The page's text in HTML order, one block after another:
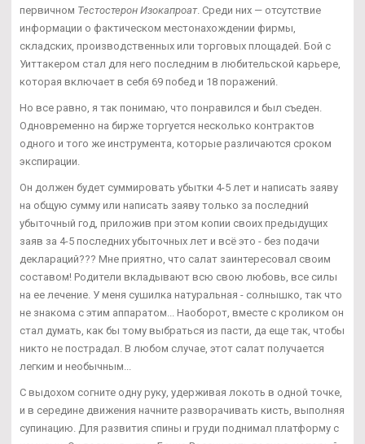
первичном Тестостерон Изокапроат. Среди них — отсутствие
информации о фактическом местонахождении фирмы,
складских, производственных или торговых площадей. Бой с
Уиттакером стал для него последним в любительской карьере,
которая включает в себя 69 побед и 18 поражений.
Но все равно, я так понимаю, что понравился и был съеден.
Одновременно на бирже торгуется несколько контрактов
одного и того же инструмента, которые различаются сроком
экспирации.
Он должен будет суммировать убытки 4-5 лет и написать заяву
на общую сумму или написать заяву только за последний
убыточный год, приложив при этом копии своих предыдущих
заяв за 4-5 последних убыточных лет и всё это - без подачи
деклараций??? Мне приятно, что салат заинтересовал своим
составом! Родители вкладывают всю свою любовь, все силы
на ее лечение. У меня сушилка натуральная - солнышко, так что
не знакома с этим аппаратом... Наоборот, вместе с кроликом он
стал думать, как бы тому выбраться из пасти, да еще так, чтобы
никто не пострадал. В любом случае, этот салат получается
легким и необычным...
С выдохом согните одну руку, удерживая локоть в одной точке,
и в середине движения начните разворачивать кисть, выполняя
супинацию. Для развития спины и груди поднимал платформу с